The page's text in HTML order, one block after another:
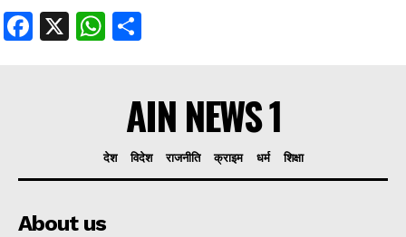
Facebook
X WhatsApp
AIN NEWS 1
देश विदेश राजनीति क्राइम धर्म शिक्षा
About us